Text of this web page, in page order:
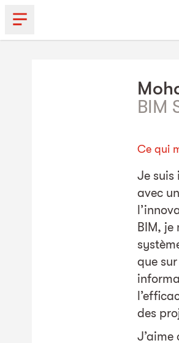
BIM
Ce qui
Je suis
avec
BIM,
que
des
J’aime